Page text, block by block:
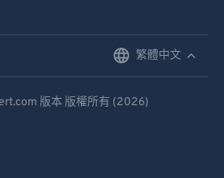
繁體中文
版本 版權所有 (2026)